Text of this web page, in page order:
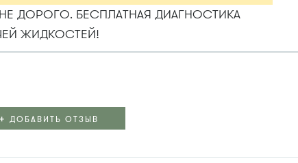
ДОРОГО. БЕСПЛАТНАЯ ДИАГНОСТИКА
ЖИДКОСТЕЙ!
+ ДОБАВИТЬ ОТЗЫВ